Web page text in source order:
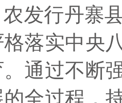
发行丹寨
落实中央
通过不断
全过程，